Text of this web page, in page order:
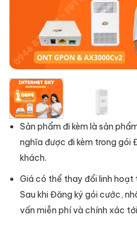
Sản phẩm đi kèm là sản
nghĩa được đi kèm trong gói
khách.
Giá có thể thay đổi linh hoạt
Sau khi Đăng ký gói cước,
vấn miễn phí và chính xác